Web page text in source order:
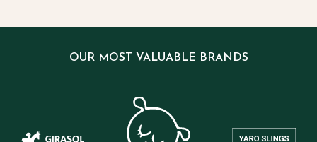
OUR MOST VALUABLE BRANDS